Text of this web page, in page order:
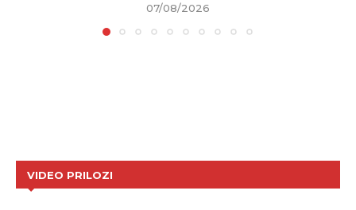
07/08/2026
VIDEO PRILOZI